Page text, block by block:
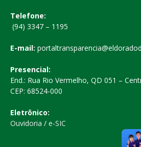
Telefone:
(94) 3347 – 1195
E-mail:
Presencial:
End.: Rua Rio Vermelho, QD 051 –
CEP: 68524-000
Eletrônico:
Ouvidoria / e-SIC